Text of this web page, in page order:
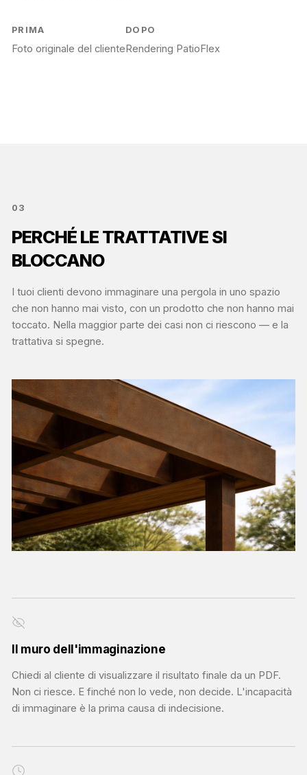
PRIMA
Foto originale del cliente
DOPO
Rendering PatioFlex
03
PERCHÉ LE TRATTATIVE SI
BLOCCANO
I tuoi clienti devono immaginare una pergola in uno spazio
che non hanno mai visto, con un prodotto che non hanno mai
toccato. Nella maggior parte dei casi non ci riescono — e la
trattativa si spegne.
Il muro dell'immaginazione
Chiedi al cliente di visualizzare il risultato finale da un PDF.
Non ci riesce. E finché non lo vede, non decide. L'incapacità
di immaginare è la prima causa di indecisione.